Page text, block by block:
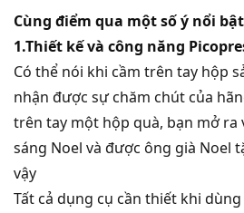
Cùng điểm qua một số ý nổi
1.Thiết kế và công năng
Có thể nói khi cầm trên tay hộp
nhận được sự chăm chút của
trên tay một hộp quà, bạn mở ra
sáng Noel và được ông già Noel
vậy
Tất cả dụng cụ cần thiết khi